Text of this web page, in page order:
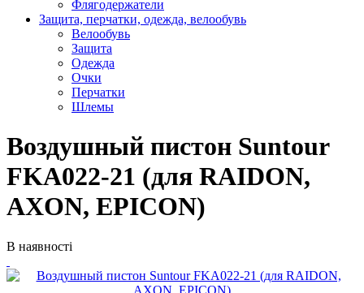
Флягодержатели
Защита, перчатки, одежда, велообувь
Велообувь
Защита
Одежда
Очки
Перчатки
Шлемы
Воздушный пистон Suntour
FKA022-21 (для RAIDON,
AXON, EPICON)
В наявності